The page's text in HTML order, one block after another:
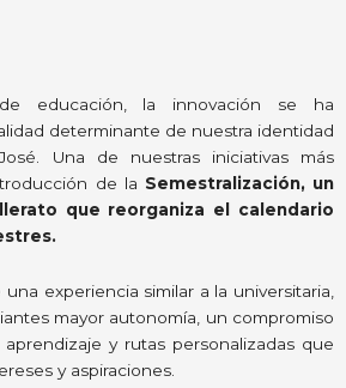
educación, la innovación se ha
determinante de nuestra identidad
Una de nuestras iniciativas más
de la Semestralización, un
que reorganiza el calendario
experiencia similar a la universitaria,
mayor autonomía, un compromiso
y rutas personalizadas que
y aspiraciones.